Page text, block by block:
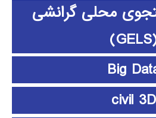
محلی گرانشی
Big
civil 3D